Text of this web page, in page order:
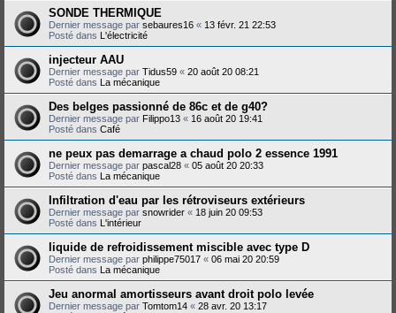
SONDE THERMIQUE
Dernier message par sebaures16 « 13 févr. 21 22:53
Posté dans L'électricité
injecteur AAU
Dernier message par Tidus59 « 20 août 20 08:21
Posté dans La mécanique
Des belges passionné de 86c et de g40?
Dernier message par Filippo13 « 16 août 20 19:41
Posté dans Café
ne peux pas demarrage a chaud polo 2 essence 1991
Dernier message par pascal28 « 05 août 20 20:33
Posté dans La mécanique
Infiltration d'eau par les rétroviseurs extérieurs
Dernier message par snowrider « 18 juin 20 09:53
Posté dans L'intérieur
liquide de refroidissement miscible avec type D
Dernier message par philippe75017 « 06 mai 20 20:59
Posté dans La mécanique
Jeu anormal amortisseurs avant droit polo levée
Dernier message par Tomtom14 « 28 avr. 20 13:17